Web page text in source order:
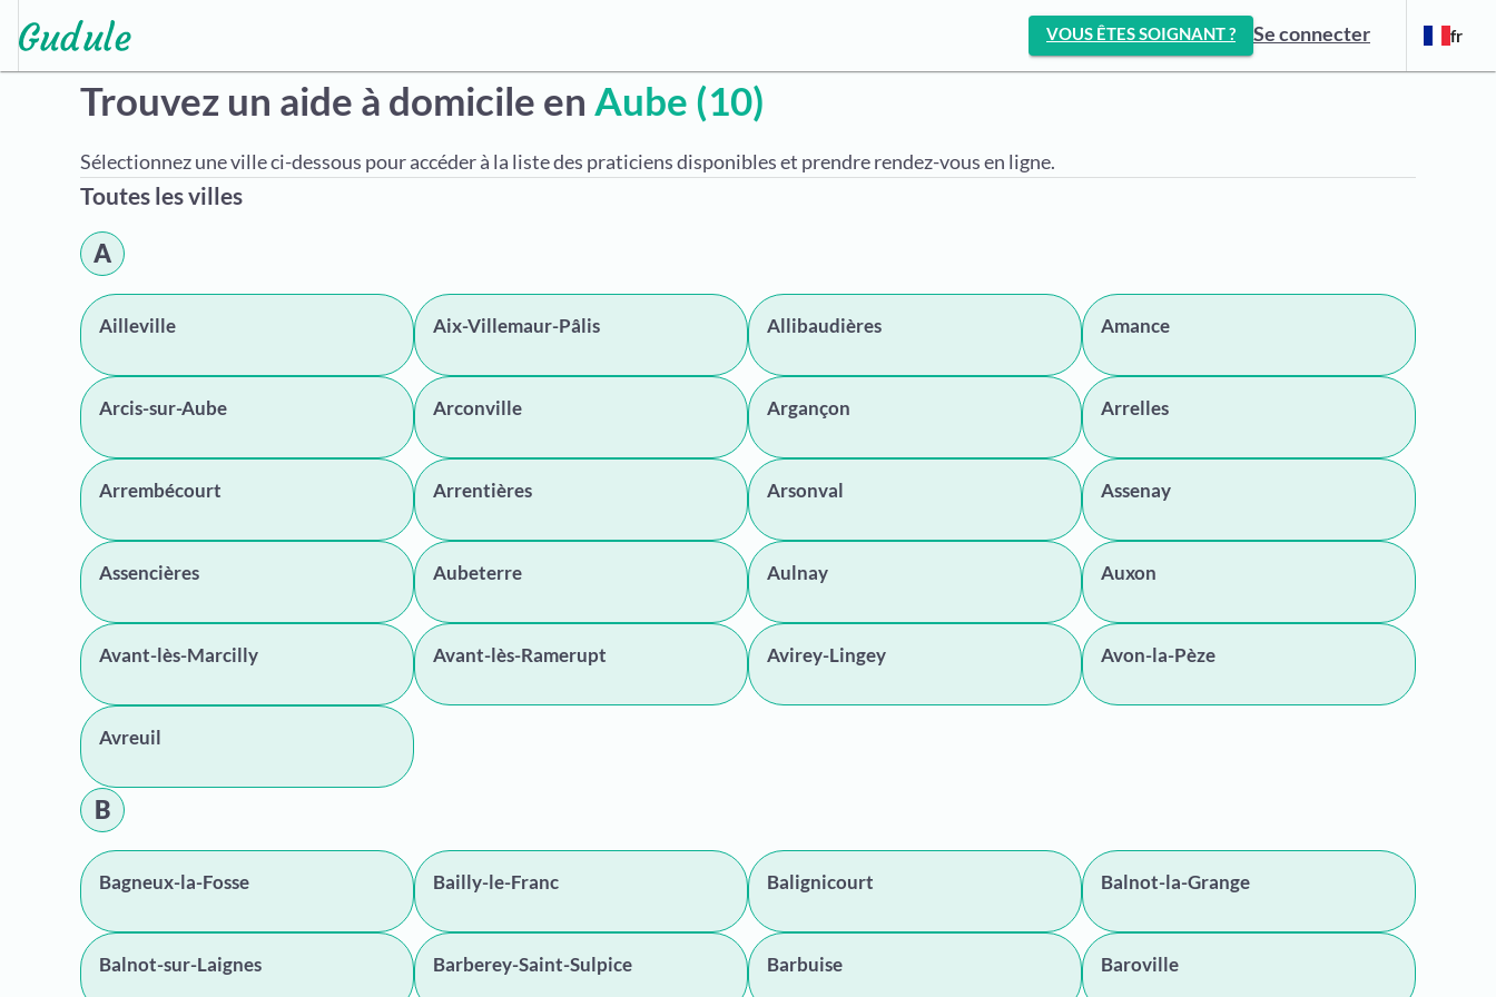
VOUS ÊTES SOIGNANT ? Se connecter fr
Trouvez un aide à domicile en Aube (10)
Sélectionnez une ville ci-dessous pour accéder à la liste des praticiens disponibles et prendre rendez-vous en ligne.
Toutes les villes
A
Ailleville Aix-Villemaur-Pâlis Allibaudières Amance
Arcis-sur-Aube Arconville Argançon Arrelles
Arrembécourt Arrentières Arsonval Assenay
Assencières Aubeterre Aulnay Auxon
Avant-lès-Marcilly Avant-lès-Ramerupt Avirey-Lingey Avon-la-Pèze
Avreuil
B
Bagneux-la-Fosse Bailly-le-Franc Balignicourt Balnot-la-Grange
Balnot-sur-Laignes Barberey-Saint-Sulpice Barbuise Baroville